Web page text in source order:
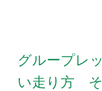
グループレ
い走り方